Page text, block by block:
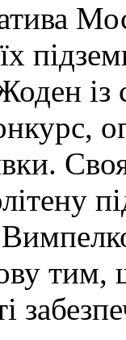
із
тим,